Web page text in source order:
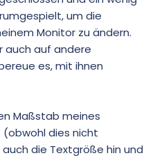
um die
Monitor zu ändern.
auch auf andere
es, mit ihnen
Maßstab meines
(obwohl dies nicht
die Textgröße hin und